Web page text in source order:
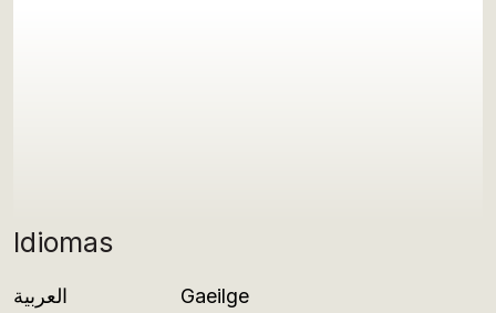
Idiomas
العربية
Gaeilge